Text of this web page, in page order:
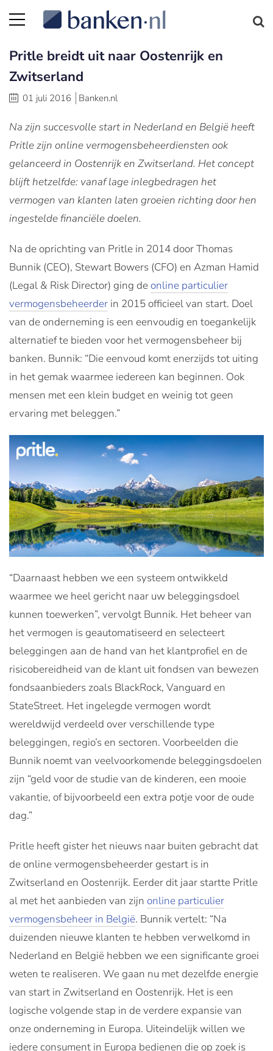
Pritle breidt uit naar Oostenrijk en
Zwitserland
01 juli 2016 Banken.nl
Na zijn succesvolle start in Nederland en België heeft
Pritle zijn online vermogensbeheerdiensten ook
gelanceerd in Oostenrijk en Zwitserland. Het concept
blijft hetzelfde: vanaf lage inlegbedragen het
vermogen van klanten laten groeien richting door hen
ingestelde financiële doelen.
Na de oprichting van Pritle in 2014 door Thomas
Bunnik (CEO), Stewart Bowers (CFO) en Azman Hamid
(Legal & Risk Director) ging deonline particulier
vermogensbeheerder in 2015 officieel van start. Doel
van de onderneming is een eenvoudig en toegankelijk
alternatief te bieden voor het vermogensbeheer bij
banken. Bunnik: “Die eenvoud komt enerzijds tot uiting
in het gemak waarmee iedereen kan beginnen. Ook
mensen met een klein budget en weinig tot geen
ervaring met beleggen.”
“Daarnaast hebben we een systeem ontwikkeld
waarmee we heel gericht naar uw beleggingsdoel
kunnen toewerken”, vervolgt Bunnik. Het beheer van
het vermogen is geautomatiseerd en selecteert
beleggingen aan de hand van het klantprofiel en de
risicobereidheid van de klant uit fondsen van bewezen
fondsaanbieders zoals BlackRock, Vanguard en
StateStreet. Het ingelegde vermogen wordt
wereldwijd verdeeld over verschillende type
beleggingen, regio’s en sectoren. Voorbeelden die
Bunnik noemt van veelvoorkomende beleggingsdoelen
zijn “geld voor de studie van de kinderen, een mooie
vakantie, of bijvoorbeeld een extra potje voor de oude
dag.”
Pritle heeft gister het nieuws naar buiten gebracht dat
de online vermogensbeheerder gestart is in
Zwitserland en Oostenrijk. Eerder dit jaar startte Pritle
al met het aanbieden van zijn online particulier
vermogensbeheer in België. Bunnik vertelt: “Na
duizenden nieuwe klanten te hebben verwelkomd in
Nederland en België hebben we een significante groei
weten te realiseren. We gaan nu met dezelfde energie
van start in Zwitserland en Oostenrijk. Het is een
logische volgende stap in de verdere expansie van
onze onderneming in Europa. Uiteindelijk willen we
iedere consument in Europa bedienen die op zoek is